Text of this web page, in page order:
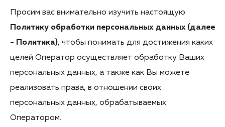
Просим вас внимательно изучить настоящую
Политику обработки персональных данных (далее
- Политика), чтобы понимать для достижения каких
целей Оператор осуществляет обработку Ваших
персональных данных, а также как Вы можете
реализовать права, в отношении своих
персональных данных, обрабатываемых
Оператором.